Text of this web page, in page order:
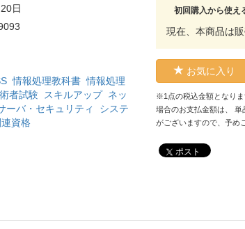
日
情報処理教科書 情報処理
者試験
スキルアップ ネッ
ーバ・セキュリティ
システ
資格
初回購入から使え
現在、本商品は販
お気に入り
※1点の税込金額となり
場合のお支払金額は、
がございますので、予め
ポスト